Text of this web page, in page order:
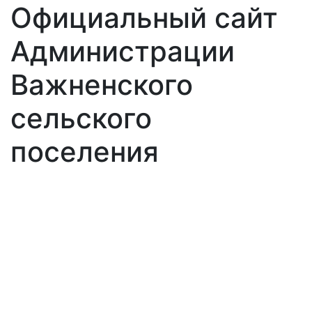
Официальный сайт
Администрации
Важненского
сельского
поселения